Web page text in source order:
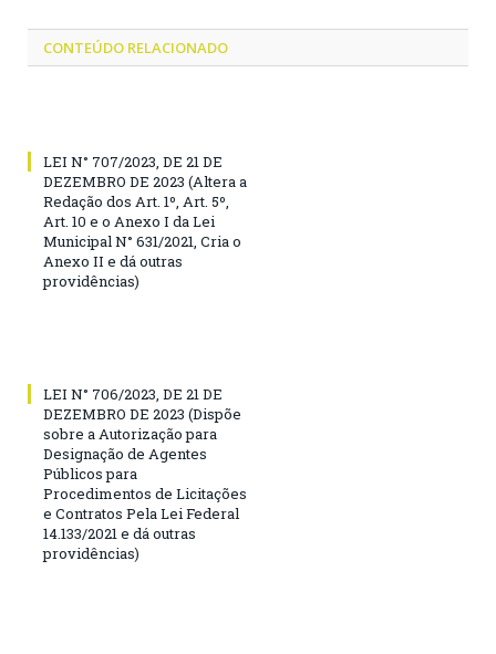
CONTEÚDO RELACIONADO
LEI N° 707/2023, DE 21 DE
DEZEMBRO DE 2023 (Altera a
Redação dos Art. 1º, Art. 5º,
Art. 10 e o Anexo I da Lei
Municipal N° 631/2021, Cria o
Anexo II e dá outras
providências)
LEI N° 706/2023, DE 21 DE
DEZEMBRO DE 2023 (Dispõe
sobre a Autorização para
Designação de Agentes
Públicos para
Procedimentos de Licitações
e Contratos Pela Lei Federal
14.133/2021 e dá outras
providências)